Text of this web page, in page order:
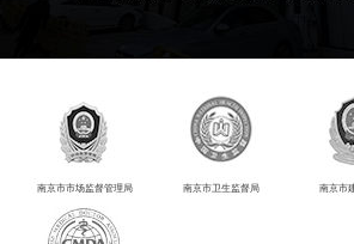
南京市市场监督管理局 南京市卫生监督局 南京市